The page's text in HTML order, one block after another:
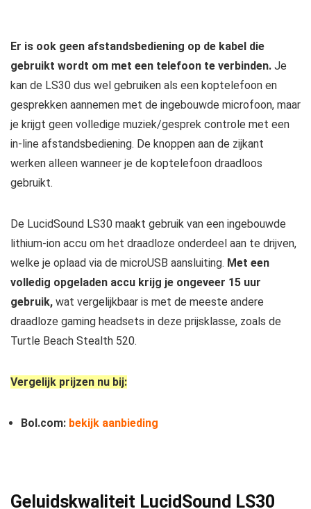
Er is ook geen afstandsbediening op de kabel die
gebruikt wordt om met een telefoon te verbinden. Je
kan de LS30 dus wel gebruiken als een koptelefoon en
gesprekken aannemen met de ingebouwde microfoon, maar
je krijgt geen volledige muziek/gesprek controle met een
in-line afstandsbediening. De knoppen aan de zijkant
werken alleen wanneer je de koptelefoon draadloos
gebruikt.
De LucidSound LS30 maakt gebruik van een ingebouwde
lithium-ion accu om het draadloze onderdeel aan te drijven,
welke je oplaad via de microUSB aansluiting. Met een
volledig opgeladen accu krijg je ongeveer 15 uur
gebruik, wat vergelijkbaar is met de meeste andere
draadloze gaming headsets in deze prijsklasse, zoals de
Turtle Beach Stealth 520.
Vergelijk prijzen nu bij:
Bol.com: bekijk aanbieding
Geluidskwaliteit LucidSound LS30